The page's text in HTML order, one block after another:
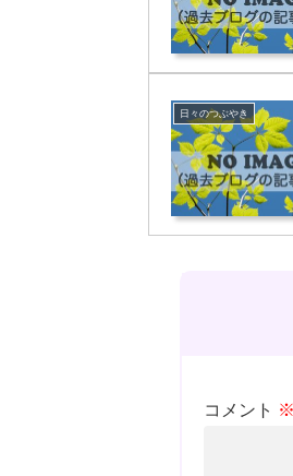
日々のつぶやき
コメント ※